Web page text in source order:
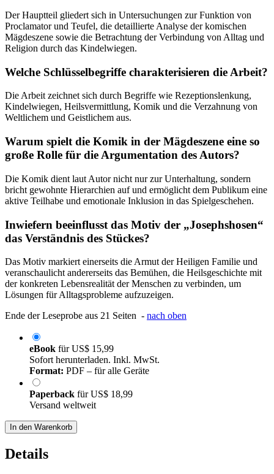
Der Hauptteil gliedert sich in Untersuchungen zur Funktion von
Proclamator und Teufel, die detaillierte Analyse der komischen
Mägdeszene sowie die Betrachtung der Verbindung von Alltag und
Religion durch das Kindelwiegen.
Welche Schlüsselbegriffe charakterisieren die Arbeit?
Die Arbeit zeichnet sich durch Begriffe wie Rezeptionslenkung,
Kindelwiegen, Heilsvermittlung, Komik und die Verzahnung von
Weltlichem und Geistlichem aus.
Warum spielt die Komik in der Mägdeszene eine so
große Rolle für die Argumentation des Autors?
Die Komik dient laut Autor nicht nur zur Unterhaltung, sondern
bricht gewohnte Hierarchien auf und ermöglicht dem Publikum eine
aktive Teilhabe und emotionale Inklusion in das Spielgeschehen.
Inwiefern beeinflusst das Motiv der „Josephshosen“
das Verständnis des Stückes?
Das Motiv markiert einerseits die Armut der Heiligen Familie und
veranschaulicht andererseits das Bemühen, die Heilsgeschichte mit
der konkreten Lebensrealität der Menschen zu verbinden, um
Lösungen für Alltagsprobleme aufzuzeigen.
Ende der Leseprobe aus 21 Seiten - nach oben
eBook fürUS$ 15,99
Sofort herunterladen. Inkl. MwSt.
Format: PDF – für alle Geräte
Paperback fürUS$ 18,99
Versand weltweit
In den Warenkorb
Details